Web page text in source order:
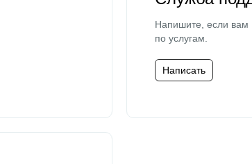
Напишите, если вам
по услугам.
Написать